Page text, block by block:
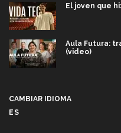
El joven que
Aula Futura:
(video)
CAMBIAR IDIOMA
ES